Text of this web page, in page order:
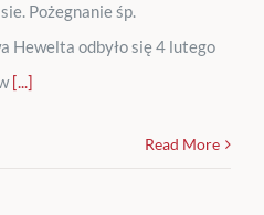
Pożegnanie śp.
Hewelta odbyło się 4 lutego
[...]
Read More